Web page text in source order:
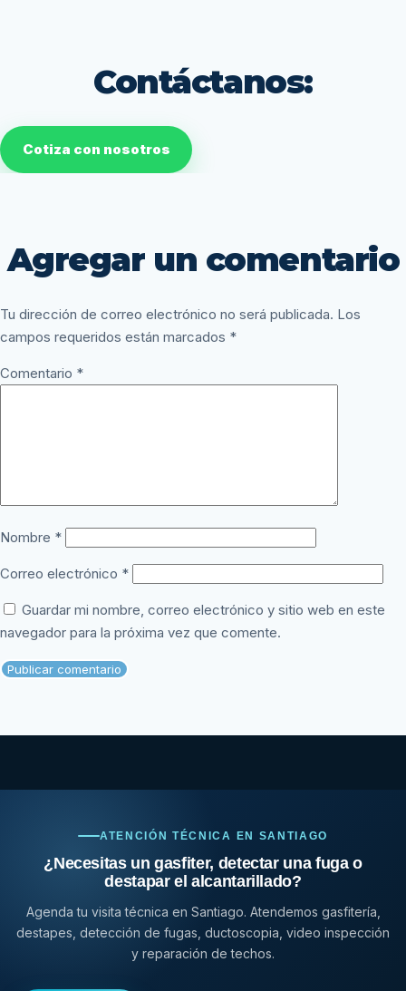
Contáctanos:
Cotiza con nosotros
Agregar un comentario
Tu dirección de correo electrónico no será publicada. Los
campos requeridos están marcados *
Comentario *
Nombre *
Correo electrónico *
Guardar mi nombre, correo electrónico y sitio web en este
navegador para la próxima vez que comente.
ATENCIÓN TÉCNICA EN SANTIAGO
¿Necesitas un gasfiter, detectar una fuga o
destapar el alcantarillado?
Agenda tu visita técnica en Santiago. Atendemos gasfitería,
destapes, detección de fugas, ductoscopia, video inspección
y reparación de techos.